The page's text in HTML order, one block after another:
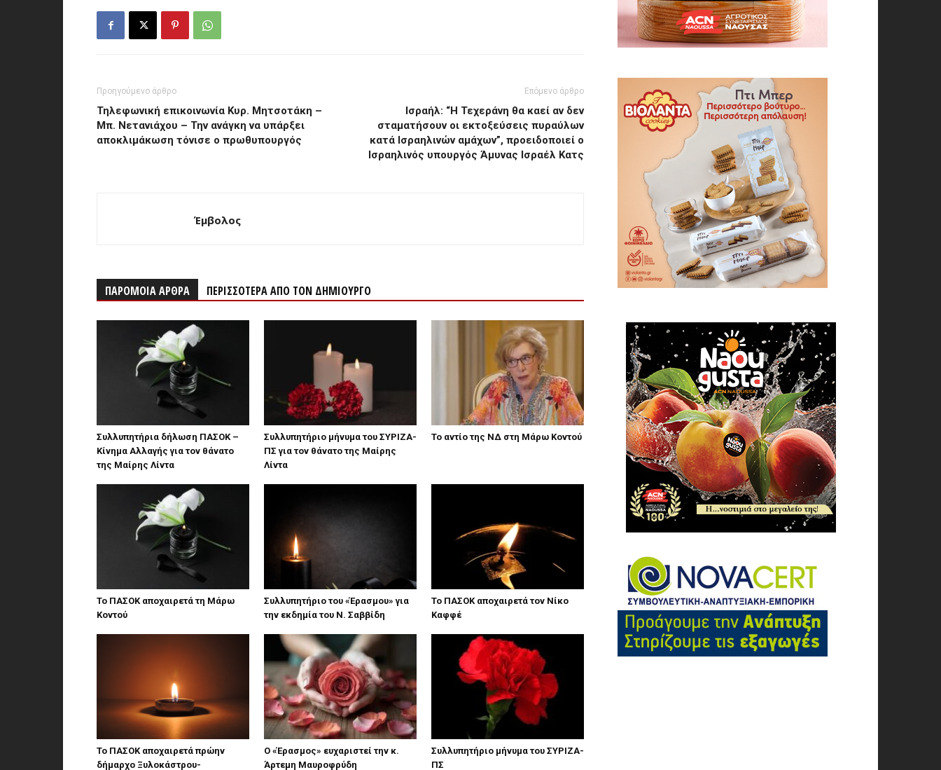
Προηγούμενο άρθρο
Τηλεφωνική επικοινωνία Κυρ. Μητσοτάκη –
Μπ. Νετανιάχου – Την ανάγκη να υπάρξει
αποκλιμάκωση τόνισε ο πρωθυπουργός
Επόμενο άρθρο
Ισραήλ: “Η Τεχεράνη θα καεί αν δεν
σταματήσουν οι εκτοξεύσεις πυραύλων
κατά Ισραηλινών αμάχων”, προειδοποιεί ο
Ισραηλινός υπουργός Άμυνας Ισραέλ Κατς
Έμβολος
ΠΑΡΟΜΟΙΑ ΑΡΘΡΑ ΠΕΡΙΣΣΟΤΕΡΑ ΑΠΟ ΤΟΝ ΔΗΜΙΟΥΡΓΟ
Συλλυπητήρια δήλωση ΠΑΣΟΚ –
Κίνημα Αλλαγής για τον θάνατο
της Μαίρης Λίντα
Συλλυπητήριο μήνυμα του ΣΥΡΙΖΑ-
ΠΣ για τον θάνατο της Μαίρης
Λίντα
Το αντίο της ΝΔ στη Μάρω Κοντού
Το ΠΑΣΟΚ αποχαιρετά τη Μάρω
Κοντού
Συλλυπητήριο του «Έρασμου» για
την εκδημία του Ν. Σαββίδη
Το ΠΑΣΟΚ αποχαιρετά τον Νίκο
Καφφέ
Το ΠΑΣΟΚ αποχαιρετά πρώην
δήμαρχο Ξυλοκάστρου-
Ο «Έρασμος» ευχαριστεί την κ.
Άρτεμη Μαυροφρύδη
Συλλυπητήριο μήνυμα του ΣΥΡΙΖΑ-
ΠΣ